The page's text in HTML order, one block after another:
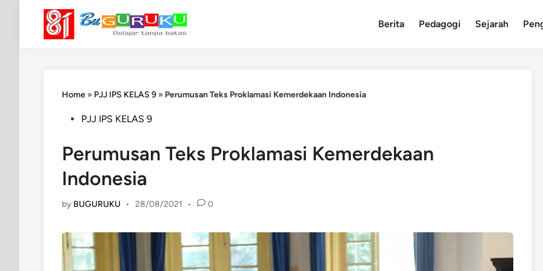
content
Berita Pedagogi Sejarah
Home » PJJ IPS KELAS 9 » Perumusan Teks Proklamasi Kemerdekaan Indonesia
PostedPJJ IPS KELAS 9
Perumusan Teks Proklamasi Kemerdekaan
Indonesia
by BUGURUKU • 28/08/2021 • 0